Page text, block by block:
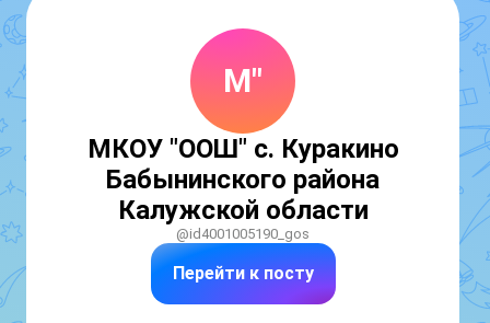
М"
МКОУ "ООШ" с. Куракино
Бабынинского района
Калужской области
@id4001005190_gos
Перейти к посту